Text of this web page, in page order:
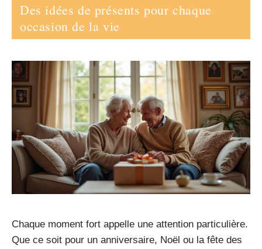
Des idées de présents pour chaque
occasion de la vie
Chaque moment fort appelle une attention particulière.
Que ce soit pour un anniversaire, Noël ou la fête des